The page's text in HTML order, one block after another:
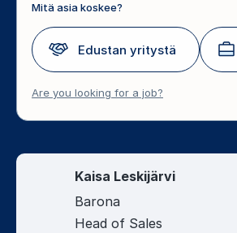
Mitä asia koskee?
Edustan yritystä
Are you looking for a job?
Kaisa Leskijärvi
Barona
Head of Sales